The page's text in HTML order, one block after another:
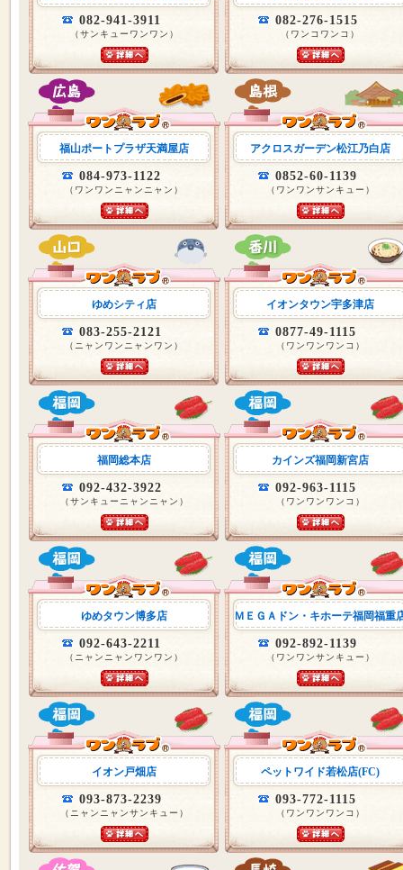
082-941-3911
（サンキューワンワン）
082-276-1515
（ワンコワンコ）
福山ポートプラザ天満屋店
084-973-1122
（ワンワンニャンニャン）
アクロスガーデン松江乃白店
0852-60-1139
（ワンワンサンキュー）
ゆめシティ店
083-255-2121
（ニャンワンニャンワン）
イオンタウン宇多津店
0877-49-1115
（ワンワンワンコ）
福岡総本店
092-432-3922
（サンキューニャンニャン）
カインズ福岡新宮店
092-963-1115
（ワンワンワンコ）
ゆめタウン博多店
092-643-2211
（ニャンニャンワンワン）
ＭＥＧＡドン・キホーテ福岡福重
092-892-1139
（ワンワンサンキュー）
イオン戸畑店
093-873-2239
（ニャンニャンサンキュー）
ペットワイド若松店(FC)
093-772-1115
（ワンワンワンコ）